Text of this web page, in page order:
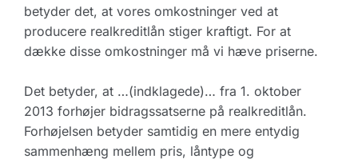
betyder det, at vores omkostninger ved at
producere realkreditlån stiger kraftigt. For at
dække disse omkostninger må vi hæve priserne.
Det betyder, at …(indklagede)… fra 1. oktober
2013 forhøjer bidragssatserne på realkreditlån.
Forhøjelsen betyder samtidig en mere entydig
sammenhæng mellem pris, låntype og